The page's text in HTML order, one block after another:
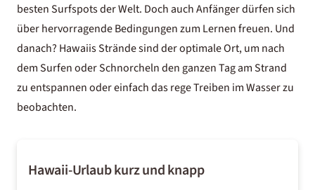
besten Surfspots der Welt. Doch auch Anfänger dürfen sich
über hervorragende Bedingungen zum Lernen freuen. Und
danach? Hawaiis Strände sind der optimale Ort, um nach
dem Surfen oder Schnorcheln den ganzen Tag am Strand
zu entspannen oder einfach das rege Treiben im Wasser zu
beobachten.
Hawaii-Urlaub kurz und knapp